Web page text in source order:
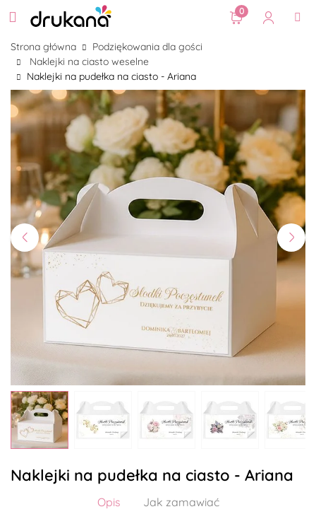
0
Strona główna
Podziękowania dla gości
Naklejki na ciasto weselne
Naklejki na pudełka na ciasto - Ariana
Naklejki na pudełka na ciasto - Ariana
Opis Jak zamawiać